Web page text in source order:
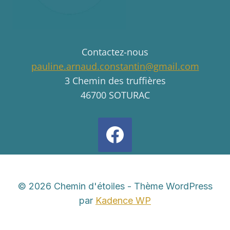
Contactez-nous
pauline.arnaud.constantin@gmail.com
3 Chemin des truffières
46700 SOTURAC
© 2026 Chemin d'étoiles - Thème WordPress
par Kadence WP